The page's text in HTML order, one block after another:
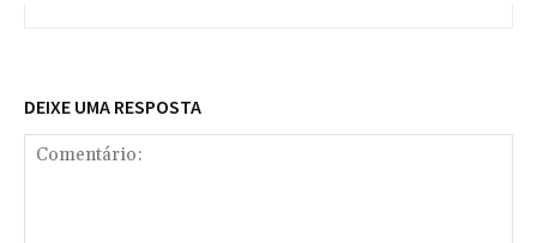
DEIXE UMA RESPOSTA